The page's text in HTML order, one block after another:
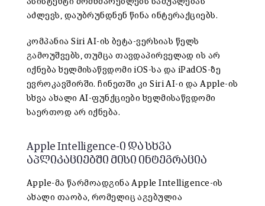
აძლევს, დაუბრუნდნენ წინა ინტერაქციებს.
კომპანია Siri AI-ის ბეტა-ვერსიას წელს
გამოუშვებს, თუმცა თავდაპირველად ის არ
იქნება ხელმისაწვდომი iOS-სა და iPadOS-ზე
ევროკავშირში. ჩინეთში კი Siri AI-ი და Apple-ის
სხვა ახალი AI-ფუნქციები ხელმისაწვდომი
საერთოდ არ იქნება.
Apple Intelligence-ი და სხვა
აპლიკაციებში მისი ინტეგრაცია
Apple-მა წარმოადგინა Apple Intelligence-ის
ახალი თაობა, რომელიც აგებულია